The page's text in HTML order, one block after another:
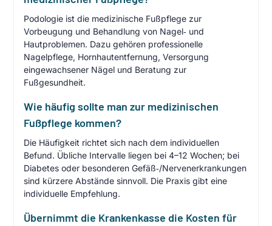
Podologie ist die medizinische Fußpflege zur
Vorbeugung und Behandlung von Nagel‑ und
Hautproblemen. Dazu gehören professionelle
Nagelpflege, Hornhautentfernung, Versorgung
eingewachsener Nägel und Beratung zur
Fußgesundheit.
Wie häufig sollte man zur medizinischen
Fußpflege kommen?
Die Häufigkeit richtet sich nach dem individuellen
Befund. Übliche Intervalle liegen bei 4–12 Wochen; bei
Diabetes oder besonderen Gefäß‑/Nervenerkrankungen
sind kürzere Abstände sinnvoll. Die Praxis gibt eine
individuelle Empfehlung.
Übernimmt die Krankenkasse die Kosten für